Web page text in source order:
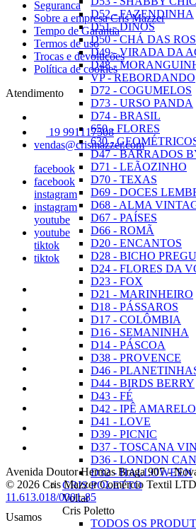
D52 - FAZENDINHA
D51 - DINOS
D50 - CHÁ DAS
D49 - VIRADA DA
D48 -
VP - REBORDANDO
D72 - COGUMELOS
D73 - URSO PANDA
D74 - BRASIL
650 - FLORES
630 -
D47 - BARRADOS
D71 - LEÃOZINHO
D70 - TEXAS
D69 - DOCES
D68 - ALMA
D67 - PAÍSES
D66 - ROMÃ
D20 - ENCANTOS
D28 - BICHO
D24 - FLORES DA
D23 - FOX
D21 - MARINHEIRO
D18 - PÁSSAROS
D17 - COLÔMBIA
D16 - SEMANINHA
D14 - PÁSCOA
D38 - PROVENCE
D46 -
D44 - BIRDS BERRY
D43 - FÉ
D42 - IPÊ AMARELO
D41 - LOVE
D39 - PICNIC
D37 - TOSCANA
D36 - LONDON
D32 - HALLOWEEN
CRIS POLETTO
Voltar
Cris Poletto
TODOS OS
Seguranca
Sobre a empresa Cris Mazzer
Tempo de Garantia
Termos de uso
Trocas e devoluções
Política de cookies
Atendimento
19 991117508
vendas@crismazzer.com
facebook
facebook
instagram
instagram
youtube
youtube
tiktok
tiktok
Avenida Doutor Hermas Braga 907-
© 2026 Cris Mazzer Comércio Textil
11.613.018/0001-85
Usamos